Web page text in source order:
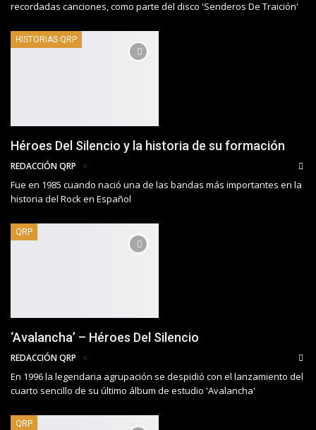
recordadas canciones, como parte del disco 'Senderos De Traición'
HISTORIAS QRP
Héroes Del Silencio y la historia de su formación
REDACCIÓN QRP
Fue en 1985 cuando nació una de las bandas más importantes en la
historia del Rock en Español
QRP
‘Avalancha’ – Héroes Del Silencio
REDACCIÓN QRP
En 1996 la legendaria agrupación se despidió con el lanzamiento del
cuarto sencillo de su último álbum de estudio 'Avalancha'
QRP